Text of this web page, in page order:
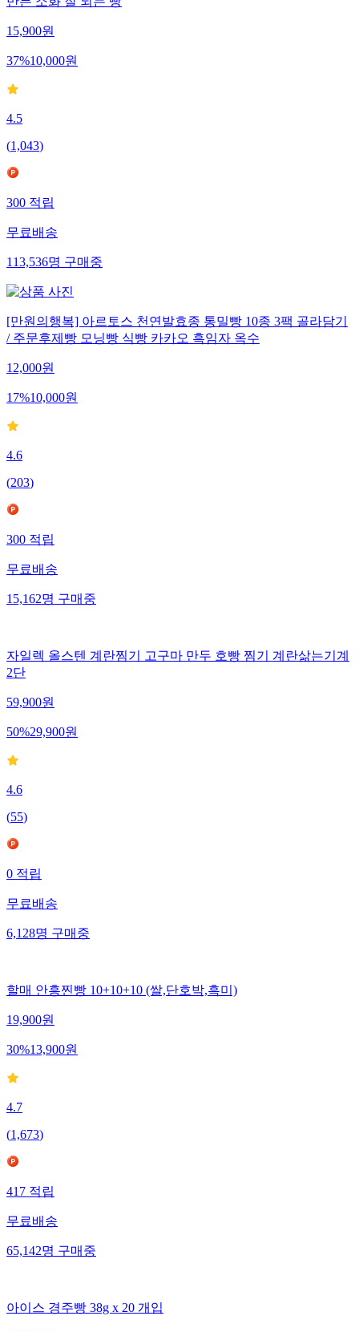
15,900원
37%10,000원
4.5
(1,043)
300 적립
무료배송
113,536명 구매중
[만원의행복] 아르토스 천연발효종 통밀빵 10종 3팩 골라담기
/ 주문후제빵 모닝빵 식빵 카카오 흑임자 옥수
12,000원
17%10,000원
4.6
(203)
300 적립
무료배송
15,162명 구매중
자일렉 올스텐 계란찜기 고구마 만두 호빵 찜기 계란삶는기계
2단
59,900원
50%29,900원
4.6
(55)
0적립
무료배송
6,128명구매중
할매 안흥찐빵 10+10+10 (쌀,단호박,흑미)
19,900원
30%13,900원
4.7
(1,673)
417적립
무료배송
65,142명구매중
아이스 경주빵 38g x 20 개입